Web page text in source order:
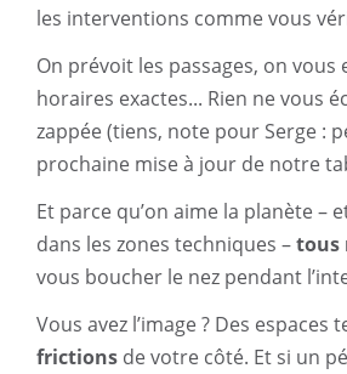
les interventions comme vous
On prévoit les passages, on vous
horaires exactes... Rien ne vous
zappée (tiens, note pour Serge :
prochaine mise à jour de notre
Et parce qu’on aime la planète –
dans les zones techniques –tous
vous boucher le nez pendant
Vous avez l’image ? Des
frictions de votre côté. Et si un